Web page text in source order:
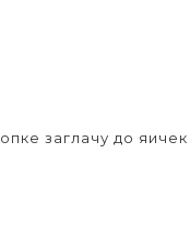
заглачу до яичек